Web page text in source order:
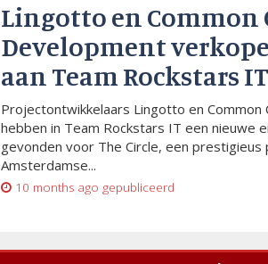
Lingotto en Common
Development
aan Team Rockstars IT
Projectontwikkelaars Lingotto en Common
hebben in Team Rockstars IT een nieuwe
gevonden voor The Circle, een prestigieus
Amsterdamse...
10 months ago gepubliceerd